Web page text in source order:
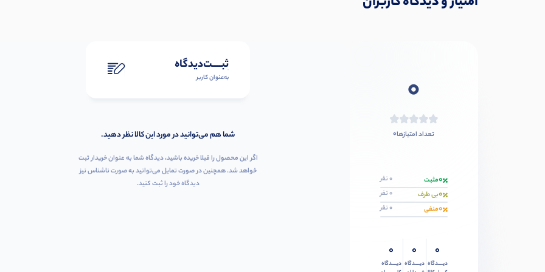
0
تعداد امتیازها0
0مثبت 0 نفر
0بی طرف 0 نفر
0منفی 0 نفر
0
دیــــدگاه
0
دیــــدگاه
0
دیــــدگاه
ثبـــــت‌دیدگاه
به‌عنوان کاربر
شما هم می‌توانید در مورد این کالا نظر دهید.
اگر این محصول را قبلا خریده باشید، دیدگاه شما به عنوان خریدار ثبت
خواهد شد. همچنین در صورت تمایل می‌توانید به صورت ناشناس نیز
دیدگاه خود را ثبت کنید.